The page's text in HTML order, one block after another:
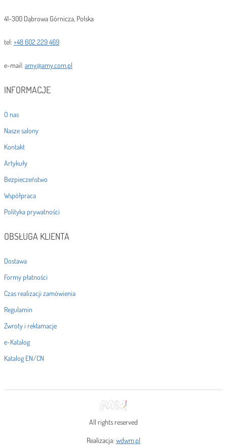
41-300 Dąbrowa Górnicza, Polska
tel: +48 602 229 469
e-mail: amy@amy.com.pl
INFORMACJE
O nas
Nasze salony
Kontakt
Artykuły
Bezpieczeństwo
Współpraca
Polityka prywatności
OBSŁUGA KLIENTA
Dostawa
Formy płatności
Czas realizacji zamówienia
Regulamin
Zwroty i reklamacje
e-Katalog
Katalog EN/CN
All rights reserved
Realizacja: wdwm.pl